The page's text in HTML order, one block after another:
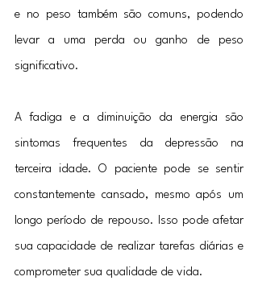
e no peso também são comuns, podendo
levar a uma perda ou ganho de peso
significativo.
A fadiga e a diminuição da energia são
sintomas frequentes da depressão na
terceira idade. O paciente pode se sentir
constantemente cansado, mesmo após um
longo período de repouso. Isso pode afetar
sua capacidade de realizar tarefas diárias e
comprometer sua qualidade de vida.